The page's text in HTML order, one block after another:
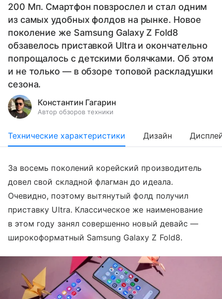
200 Мп. Смартфон повзрослел и стал одним
из самых удобных фолдов на рынке. Новое
поколение же Samsung Galaxy Z Fold8
обзавелось приставкой Ultra и окончательно
попрощалось с детскими болячками. Об этом
и не только — в обзоре топовой раскладушки
сезона.
Константин Гагарин
Автор обзоров техники
Технические характеристики Дизайн
За восемь поколений корейский производитель
довел свой складной флагман до идеала.
Очевидно, поэтому вытянутый фолд получил
приставку Ultra. Классическое же наименование
в этом году занял совершенно новый девайс —
широкоформатный Samsung Galaxy Z Fold8.